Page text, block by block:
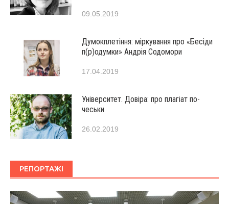
09.05.2019
Думокплетіння: міркування про «Бесіди
п(р)одумки» Андрія Содомори
17.04.2019
Університет. Довіра: про плагіат по-
чеськи
26.02.2019
РЕПОРТАЖІ